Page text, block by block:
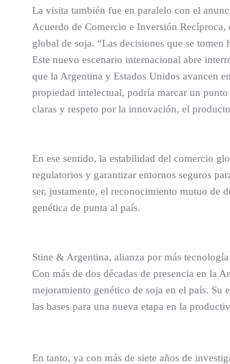
La visita también fue en paralelo con el
Acuerdo de Comercio e Inversión
global de soja. “Las decisiones que se
Este nuevo escenario internacional abre
que la Argentina y Estados Unidos avancen
propiedad intelectual, podría marcar un
claras y respeto por la innovación, el
En ese sentido, la estabilidad del comercio
regulatorios y garantizar entornos seguros
ser, justamente, el reconocimiento mutuo de
genética de punta al país.
Stine & Argentina, alianza por más tecnología
Con más de dos décadas de presencia en la
mejoramiento genético de soja en el país. Su
las bases para una nueva etapa en la
En tanto, ya con más de siete años de